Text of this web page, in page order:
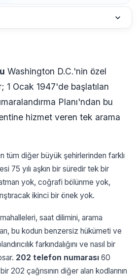
Washington D.C.'nin özel
1 Ocak 1947'de başlatılan
Planı'ndan bu
hizmet veren tek arama
tüm diğer büyük şehirlerinden farklı
75 yılı aşkın bir süredir tek bir
yok, coğrafi bölünme yok,
ikinci bir önek yok.
saat dilimini, arama
bu kodun benzersiz hükümeti ve
farkındalığını ve nasıl bir
202 telefon numarası 60
202 çağrısının diğer alan kodlarının